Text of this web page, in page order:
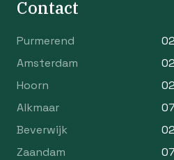
Contact
Purmerend
Amsterdam
Hoorn
Alkmaar
Beverwijk
Zaandam